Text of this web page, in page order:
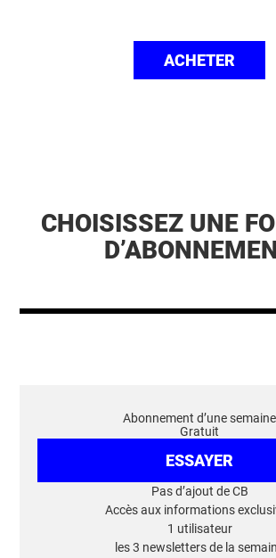
ACHETER
CHOISISSEZ UNE
Abonnement d’une semaine
Gratuit
ESSAYER
Pas d’ajout de CB
Accès aux informations
1 utilisateur
les 3 newsletters de la